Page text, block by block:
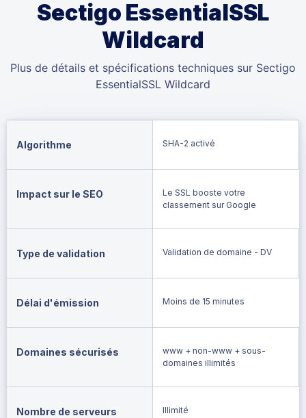
Sectigo EssentialSSL
Wildcard
Plus de détails et spécifications techniques sur Sectigo
EssentialSSL Wildcard
Algorithme SHA-2 activé
Impact sur le SEO
Le SSL booste votre
classement sur Google
Type de validation Validation de domaine - DV
Délai d'émission Moins de 15 minutes
Domaines sécurisés
www + non-www + sous-
domaines illimités
Nombre de serveurs Illimité